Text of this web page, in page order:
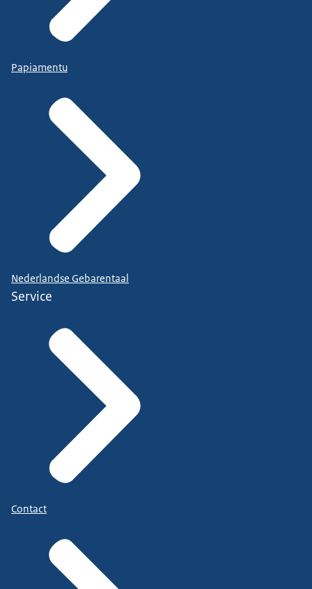
Papiamentu
Nederlandse Gebarentaal
Service
Contact